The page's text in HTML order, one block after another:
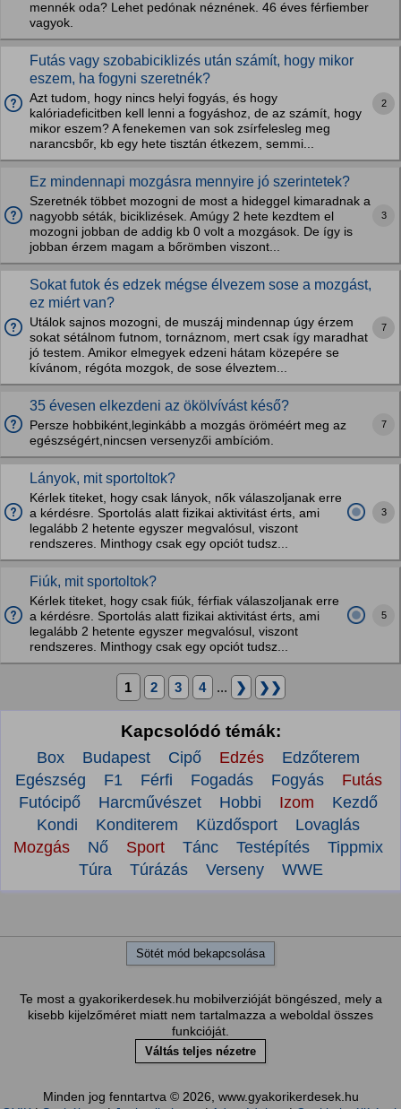
mennék oda? Lehet pedónak néznének. 46 éves férfiember
vagyok.
Futás vagy szobabiciklizés után számít, hogy mikor
eszem, ha fogyni szeretnék?
Azt tudom, hogy nincs helyi fogyás, és hogy
kalóriadeficitben kell lenni a fogyáshoz, de az számít, hogy
mikor eszem? A fenekemen van sok zsírfelesleg meg
narancsbőr, kb egy hete tisztán étkezem, semmi...
2
Ez mindennapi mozgásra mennyire jó szerintetek?
Szeretnék többet mozogni de most a hideggel kimaradnak a
nagyobb séták, biciklizések. Amúgy 2 hete kezdtem el
mozogni jobban de addig kb 0 volt a mozgások. De így is
jobban érzem magam a bőrömben viszont...
3
Sokat futok és edzek mégse élvezem sose a mozgást,
ez miért van?
Utálok sajnos mozogni, de muszáj mindennap úgy érzem
sokat sétálnom futnom, tornáznom, mert csak így maradhat
jó testem. Amikor elmegyek edzeni hátam közepére se
kívánom, régóta mozgok, de sose élveztem...
7
35 évesen elkezdeni az ökölvívást késő?
Persze hobbiként,leginkább a mozgás öröméért meg az
egészségért,nincsen versenyzői ambícióm.
7
Lányok, mit sportoltok?
Kérlek titeket, hogy csak lányok, nők válaszoljanak erre
a kérdésre. Sportolás alatt fizikai aktivitást érts, ami
legalább 2 hetente egyszer megvalósul, viszont
rendszeres. Minthogy csak egy opciót tudsz...
3
Fiúk, mit sportoltok?
Kérlek titeket, hogy csak fiúk, férfiak válaszoljanak erre
a kérdésre. Sportolás alatt fizikai aktivitást érts, ami
legalább 2 hetente egyszer megvalósul, viszont
rendszeres. Minthogy csak egy opciót tudsz...
5
1 2 3 4 ... ❯ ❯❯
Kapcsolódó témák:
Box Budapest Cipő Edzés
Edzőterem
Egészség
F1 Férfi Fogadás Fogyás
Futás
Futócipő
Harcművészet Hobbi Izom
Kezdő
Kondi
Konditerem Küzdősport
Lovaglás
Mozgás
Nő Sport Tánc Testépítés
Tippmix
Túra
Túrázás Verseny WWE
Sötét mód bekapcsolása
Te most a gyakorikerdesek.hu mobilverzióját böngészed, mely a
kisebb kijelzőméret miatt nem tartalmazza a weboldal összes
funkcióját.
Váltás teljes nézetre
Minden jog fenntartva © 2026, www.gyakorikerdesek.hu